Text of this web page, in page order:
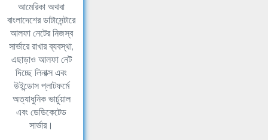
আমেরিকা অথবা
বাংলাদেশের ডাটাসেন্টারে
আলফা নেটের নিজস্ব
সার্ভারে রাখার ব্যবস্থা,
এছাড়াও আলফা নেট
দিচ্ছে লিনাক্স এবং
উইন্ডোস প্লাটফর্মে
অত্যাধুনিক ভার্চুয়াল
এবং ডেডিকেটেড
সার্ভার।